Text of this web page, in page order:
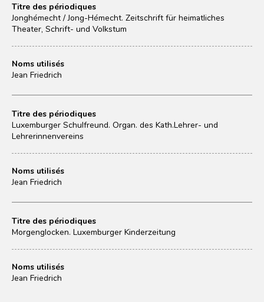
Titre des périodiques
Jonghémecht / Jong-Hémecht. Zeitschrift für heimatliches
Theater, Schrift- und Volkstum
Noms utilisés
Jean Friedrich
Titre des périodiques
Luxemburger Schulfreund. Organ. des Kath.Lehrer- und
Lehrerinnenvereins
Noms utilisés
Jean Friedrich
Titre des périodiques
Morgenglocken. Luxemburger Kinderzeitung
Noms utilisés
Jean Friedrich